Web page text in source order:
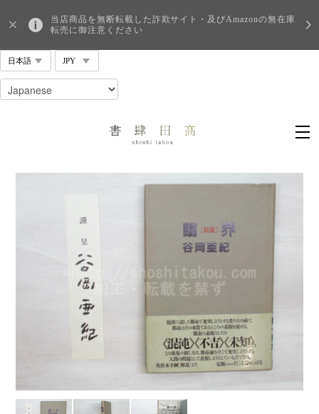
当店商品を無断転載した詐欺サイト・及びAmazonの無在庫
転売に御注意ください